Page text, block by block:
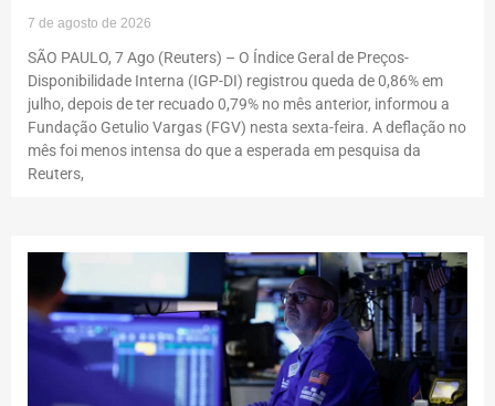
7 de agosto de 2026
SÃO PAULO, 7 Ago (Reuters) – O Índice Geral de Preços-
Disponibilidade Interna (IGP-DI) registrou queda de 0,86% em
julho, depois de ter recuado 0,79% no mês anterior, informou a
Fundação Getulio Vargas (FGV) nesta sexta-feira. A deflação no
mês foi menos intensa do que a esperada em pesquisa da
Reuters,